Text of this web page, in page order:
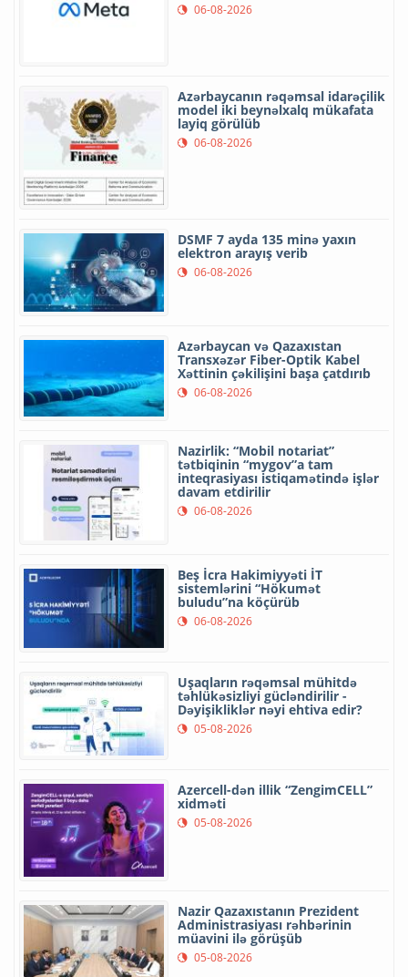
06-08-2026
Azərbaycanın rəqəmsal idarəçilik
model iki beynəlxalq mükafata
layiq görülüb
06-08-2026
DSMF 7 ayda 135 minə yaxın
elektron arayış verib
06-08-2026
Azərbaycan və Qazaxıstan
Transxəzər Fiber-Optik Kabel
Xəttinin çəkilişini başa çatdırıb
06-08-2026
Nazirlik: “Mobil notariat”
tətbiqinin “mygov”a tam
inteqrasiyası istiqamətində işlər
davam etdirilir
06-08-2026
Beş İcra Hakimiyyəti İT
sistemlərini “Hökumət
buludu”na köçürüb
06-08-2026
Uşaqların rəqəmsal mühitdə
təhlükəsizliyi gücləndirilir -
Dəyişikliklər nəyi ehtiva edir?
05-08-2026
Azercell-dən illik “ZengimCELL”
xidməti
05-08-2026
Nazir Qazaxıstanın Prezident
Administrasiyası rəhbərinin
müavini ilə görüşüb
05-08-2026